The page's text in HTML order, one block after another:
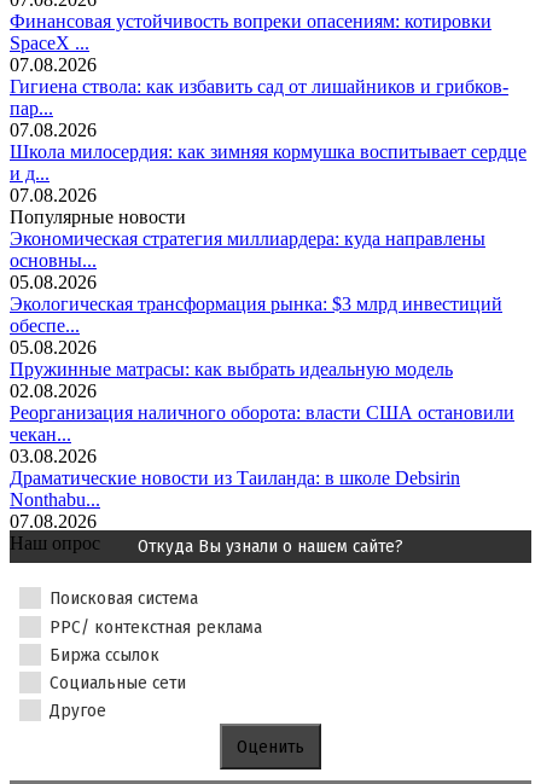
Финансовая устойчивость вопреки опасениям: котировки
SpaceX ...
07.08.2026
Гигиена ствола: как избавить сад от лишайников и грибков-
пар...
07.08.2026
Школа милосердия: как зимняя кормушка воспитывает сердце
и д...
07.08.2026
Популярные новости
Экономическая стратегия миллиардера: куда направлены
основны...
05.08.2026
Экологическая трансформация рынка: $3 млрд инвестиций
обеспе...
05.08.2026
Пружинные матрасы: как выбрать идеальную модель
02.08.2026
Реорганизация наличного оборота: власти США остановили
чекан...
03.08.2026
Драматические новости из Таиланда: в школе Debsirin
Nonthabu...
07.08.2026
Наш опрос
Откуда Вы узнали о нашем сайте?
Поисковая система
PPC/ контекстная реклама
Биржа ссылок
Социальные сети
Другое